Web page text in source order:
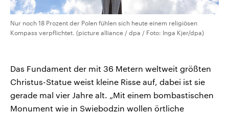
Nur noch 18 Prozent der Polen fühlen sich heute einem religiösen
Kompass verpflichtet. (picture alliance / dpa / Foto: Inga Kjer/dpa)
Das Fundament der mit 36 Metern weltweit größten
Christus-Statue weist kleine Risse auf, dabei ist sie
gerade mal vier Jahre alt. „Mit einem bombastischen
Monument wie in Swiebodzin wollen örtliche